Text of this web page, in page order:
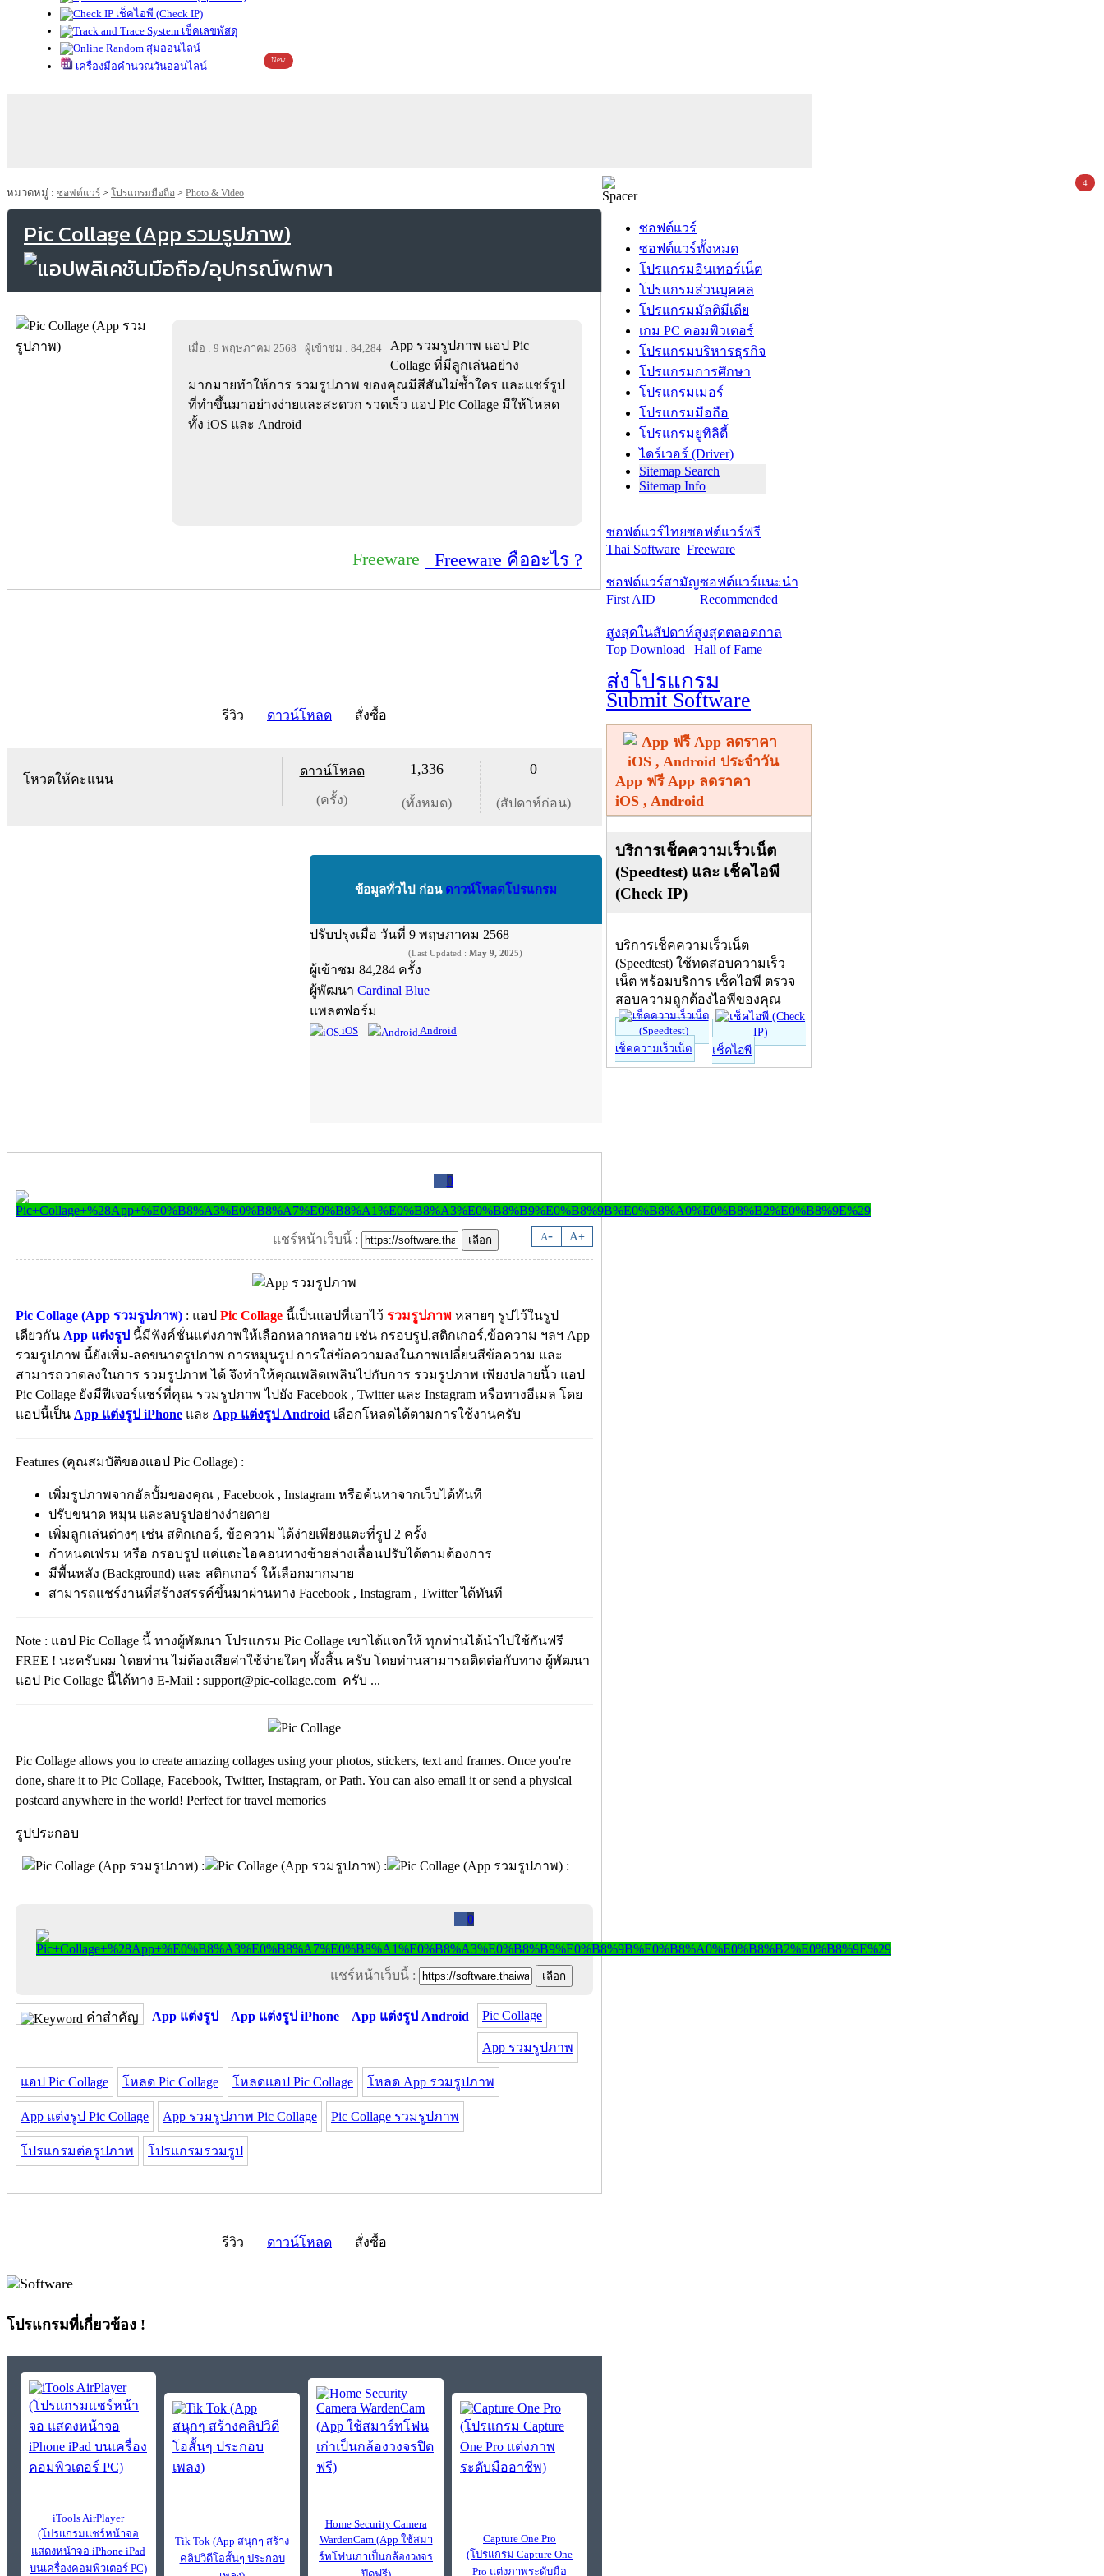
เช็คไอพี (Check IP)
เช็คเลขพัสดุ
สุ่มออนไลน์
เครื่องมือคำนวณวันออนไลน์
New
หมวดหมู่ : ซอฟต์แวร์ > โปรแกรมมือถือ > Photo & Video
Pic Collage (App รวมรูปภาพ)
เมื่อ : 9 พฤษภาคม 2568 ผู้เข้าชม : 84,284
App รวมรูปภาพ แอป Pic
Collage ที่มีลูกเล่นอย่าง
มากมายทำให้การ รวมรูปภาพ ของคุณมีสีสันไม่ซ้ำใคร และแชร์รูป
ที่ทำขึ้นมาอย่างง่ายและสะดวก รวดเร็ว แอป Pic Collage มีให้โหลด
ทั้ง iOS และ Android
Freeware Freeware คืออะไร ?
รีวิว ดาวน์โหลด สั่งซื้อ
โหวตให้คะแนน
ดาวน์โหลด
(ครั้ง)
1,336
(ทั้งหมด)
0
(สัปดาห์ก่อน)
ข้อมูลทั่วไป ก่อน ดาวน์โหลดโปรแกรม
ปรับปรุงเมื่อ วันที่ 9 พฤษภาคม 2568
(Last Updated : May 9, 2025)
ผู้เข้าชม 84,284 ครั้ง
ผู้พัฒนา Cardinal Blue
แพลตฟอร์ม
iOS Android
0
A- A+
แชร์หน้าเว็บนี้ :
Pic Collage (App รวมรูปภาพ) : แอป Pic Collage นี้เป็นแอปที่เอาไว้ รวมรูปภาพ หลายๆ รูปไว้ในรูป
เดียวกัน App แต่งรูป นี้มีฟังค์ชั่นแต่งภาพให้เลือกหลากหลาย เช่น กรอบรูป,สติกเกอร์,ข้อความ ฯลฯ App
รวมรูปภาพ นี้ยังเพิ่ม-ลดขนาดรูปภาพ การหมุนรูป การใส่ข้อความลงในภาพเปลี่ยนสีข้อความ และ
สามารถวาดลงในการ รวมรูปภาพ ได้ จึงทำให้คุณเพลิดเพลินไปกับการ รวมรูปภาพ เพียงปลายนิ้ว แอป
Pic Collage ยังมีฟีเจอร์แชร์ที่คุณ รวมรูปภาพ ไปยัง Facebook , Twitter และ Instagram หรือทางอีเมล โดย
แอปนี้เป็น App แต่งรูป iPhone และ App แต่งรูป Android เลือกโหลดได้ตามการใช้งานครับ
Features (คุณสมบัติของแอป Pic Collage) :
เพิ่มรูปภาพจากอัลบั้มของคุณ , Facebook , Instagram หรือค้นหาจากเว็บได้ทันที
ปรับขนาด หมุน และลบรูปอย่างง่ายดาย
เพิ่มลูกเล่นต่างๆ เช่น สติกเกอร์, ข้อความ ได้ง่ายเพียงแตะที่รูป 2 ครั้ง
กำหนดเฟรม หรือ กรอบรูป แค่แตะไอคอนทางซ้ายล่างเลื่อนปรับได้ตามต้องการ
มีพื้นหลัง (Background) และ สติกเกอร์ ให้เลือกมากมาย
สามารถแชร์งานที่สร้างสรรค์ขึ้นมาผ่านทาง Facebook , Instagram , Twitter ได้ทันที
Note : แอป Pic Collage นี้ ทางผู้พัฒนา โปรแกรม Pic Collage เขาได้แจกให้ ทุกท่านได้นำไปใช้กันฟรี
FREE ! นะครับผม โดยท่าน ไม่ต้องเสียค่าใช้จ่ายใดๆ ทั้งสิ้น ครับ โดยท่านสามารถติดต่อกับทาง ผู้พัฒนา
แอป Pic Collage นี้ได้ทาง E-Mail : support@pic-collage.com ครับ ...
Pic Collage allows you to create amazing collages using your photos, stickers, text and frames. Once you're
done, share it to Pic Collage, Facebook, Twitter, Instagram, or Path. You can also email it or send a physical
postcard anywhere in the world! Perfect for travel memories
รูปประกอบ
0
แชร์หน้าเว็บนี้ :
คำสำคัญ App แต่งรูป App แต่งรูป iPhone App แต่งรูป Android Pic Collage
App รวมรูปภาพ
แอป Pic Collage โหลด Pic Collage โหลดแอป Pic Collage โหลด App รวมรูปภาพ
App แต่งรูป Pic Collage App รวมรูปภาพ Pic Collage Pic Collage รวมรูปภาพ
โปรแกรมต่อรูปภาพ โปรแกรมรวมรูป
รีวิว ดาวน์โหลด สั่งซื้อ
โปรแกรมที่เกี่ยวข้อง !
iTools AirPlayer
(โปรแกรมแชร์หน้าจอ
แสดงหน้าจอ iPhone iPad
บนเครื่องคอมพิวเตอร์ PC)
Tik Tok (App สนุกๆ สร้าง
คลิปวิดีโอสั้นๆ ประกอบ
Home Security Camera
WardenCam (App ใช้สมา
ร์ทโฟนเก่าเป็นกล้องวงจร
Capture One Pro
(โปรแกรม Capture One
Pro แต่งภาพระดับมือ
ซอฟต์แวร์
ซอฟต์แวร์ทั้งหมด
โปรแกรมอินเทอร์เน็ต
โปรแกรมส่วนบุคคล
โปรแกรมมัลติมีเดีย
เกม PC คอมพิวเตอร์
โปรแกรมบริหารธุรกิจ
โปรแกรมการศึกษา
โปรแกรมเมอร์
โปรแกรมมือถือ
โปรแกรมยูทิลิตี้
ไดร์เวอร์ (Driver)
Sitemap Search
Sitemap Info
ซอฟต์แวร์ไทย
Thai Software
ซอฟต์แวร์ฟรี
Freeware
ซอฟต์แวร์สามัญ
First AID
ซอฟต์แวร์แนะนำ
Recommended
สูงสุดในสัปดาห์
Top Download
สูงสุดตลอดกาล
Hall of Fame
ส่งโปรแกรม
Submit Software
App ฟรี App ลดราคา
iOS , Android
บริการเช็คความเร็วเน็ต
(Speedtest) และ เช็คไอพี
(Check IP)
บริการเช็คความเร็วเน็ต
(Speedtest) ใช้ทดสอบความเร็ว
เน็ต พร้อมบริการ เช็คไอพี ตรวจ
สอบความถูกต้องไอพีของคุณ
เช็คความเร็วเน็ต เช็คไอพี
4